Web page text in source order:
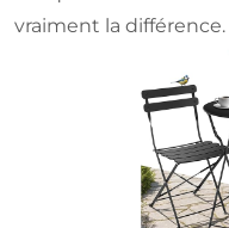
vraiment la différence.